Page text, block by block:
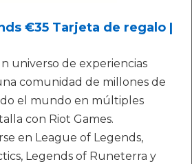
€35 Tarjeta de regalo |
universo de experiencias
comunidad de millones de
el mundo en múltiples
con Riot Games.
en League of Legends,
Legends of Runeterra y